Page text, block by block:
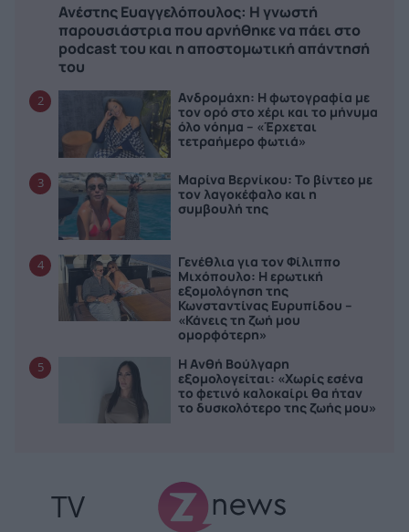
Ανέστης Ευαγγελόπουλος: Η γνωστή
παρουσιάστρια που αρνήθηκε να πάει στο
podcast του και η αποστομωτική απάντησή
του
2
Ανδρομάχη: Η φωτογραφία με
τον ορό στο χέρι και το μήνυμα
όλο νόημα – «Έρχεται
τετραήμερο φωτιά»
3
Μαρίνα Βερνίκου: Το βίντεο με
τον λαγοκέφαλο και η
συμβουλή της
4
Γενέθλια για τον Φίλιππο
Μιχόπουλο: Η ερωτική
εξομολόγηση της
Κωνσταντίνας Ευρυπίδου –
«Κάνεις τη ζωή μου
ομορφότερη»
5
Η Ανθή Βούλγαρη
εξομολογείται: «Χωρίς εσένα
το φετινό καλοκαίρι θα ήταν
το δυσκολότερο της ζωής μου»
TV